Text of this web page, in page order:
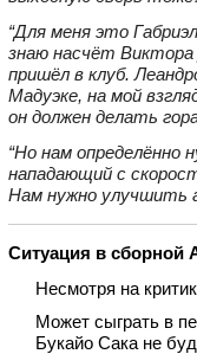
“Для меня это
знаю насчёт
пришёл в клуб.
Мадуэке, на мой
он должен делать
“Но нам определённо
нападающий с
Нам нужно улучшить
Ситуация в сборной
Несмотря на
Может сыграть в
Букайо Сака не